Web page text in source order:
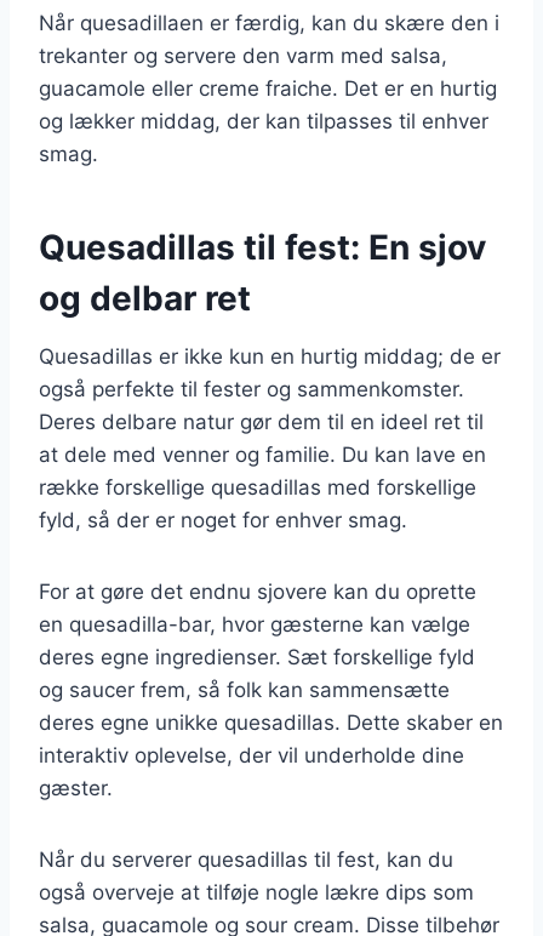
Når quesadillaen er færdig, kan du skære den i
trekanter og servere den varm med salsa,
guacamole eller creme fraiche. Det er en hurtig
og lækker middag, der kan tilpasses til enhver
smag.
Quesadillas til fest: En sjov
og delbar ret
Quesadillas er ikke kun en hurtig middag; de er
også perfekte til fester og sammenkomster.
Deres delbare natur gør dem til en ideel ret til
at dele med venner og familie. Du kan lave en
række forskellige quesadillas med forskellige
fyld, så der er noget for enhver smag.
For at gøre det endnu sjovere kan du oprette
en quesadilla-bar, hvor gæsterne kan vælge
deres egne ingredienser. Sæt forskellige fyld
og saucer frem, så folk kan sammensætte
deres egne unikke quesadillas. Dette skaber en
interaktiv oplevelse, der vil underholde dine
gæster.
Når du serverer quesadillas til fest, kan du
også overveje at tilføje nogle lækre dips som
salsa, guacamole og sour cream. Disse tilbehør